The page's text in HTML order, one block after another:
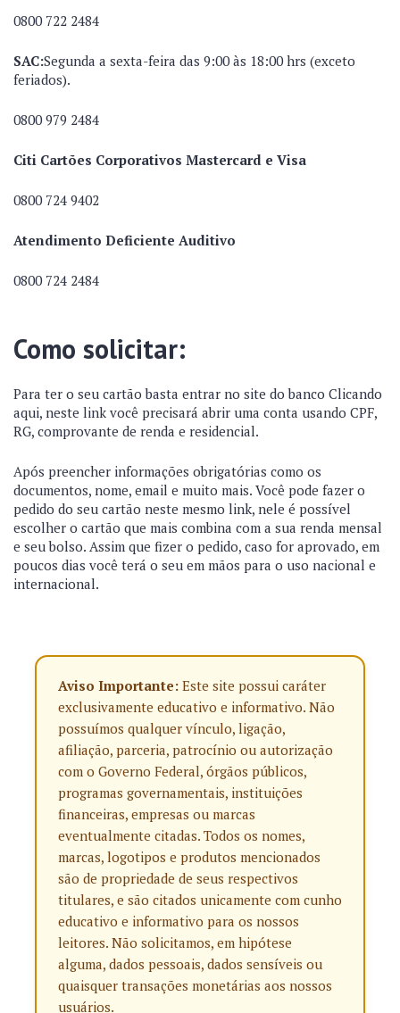
0800 722 2484
SAC:Segunda a sexta-feira das 9:00 às 18:00 hrs (exceto
feriados).
0800 979 2484
Citi Cartões Corporativos Mastercard e Visa
0800 724 9402
Atendimento Deficiente Auditivo
0800 724 2484
Como solicitar:
Para ter o seu cartão basta entrar no site do banco Clicando
aqui, neste link você precisará abrir uma conta usando CPF,
RG, comprovante de renda e residencial.
Após preencher informações obrigatórias como os
documentos, nome, email e muito mais. Você pode fazer o
pedido do seu cartão neste mesmo link, nele é possível
escolher o cartão que mais combina com a sua renda mensal
e seu bolso. Assim que fizer o pedido, caso for aprovado, em
poucos dias você terá o seu em mãos para o uso nacional e
internacional.
Aviso Importante: Este site possui caráter
exclusivamente educativo e informativo. Não
possuímos qualquer vínculo, ligação,
afiliação, parceria, patrocínio ou autorização
com o Governo Federal, órgãos públicos,
programas governamentais, instituições
financeiras, empresas ou marcas
eventualmente citadas. Todos os nomes,
marcas, logotipos e produtos mencionados
são de propriedade de seus respectivos
titulares, e são citados unicamente com cunho
educativo e informativo para os nossos
leitores. Não solicitamos, em hipótese
alguma, dados pessoais, dados sensíveis ou
quaisquer transações monetárias aos nossos
usuários.